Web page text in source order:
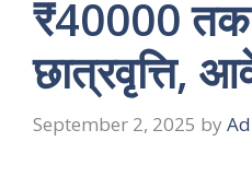
₹40000
छात्रवृत्ति,
September 2, 2025 by